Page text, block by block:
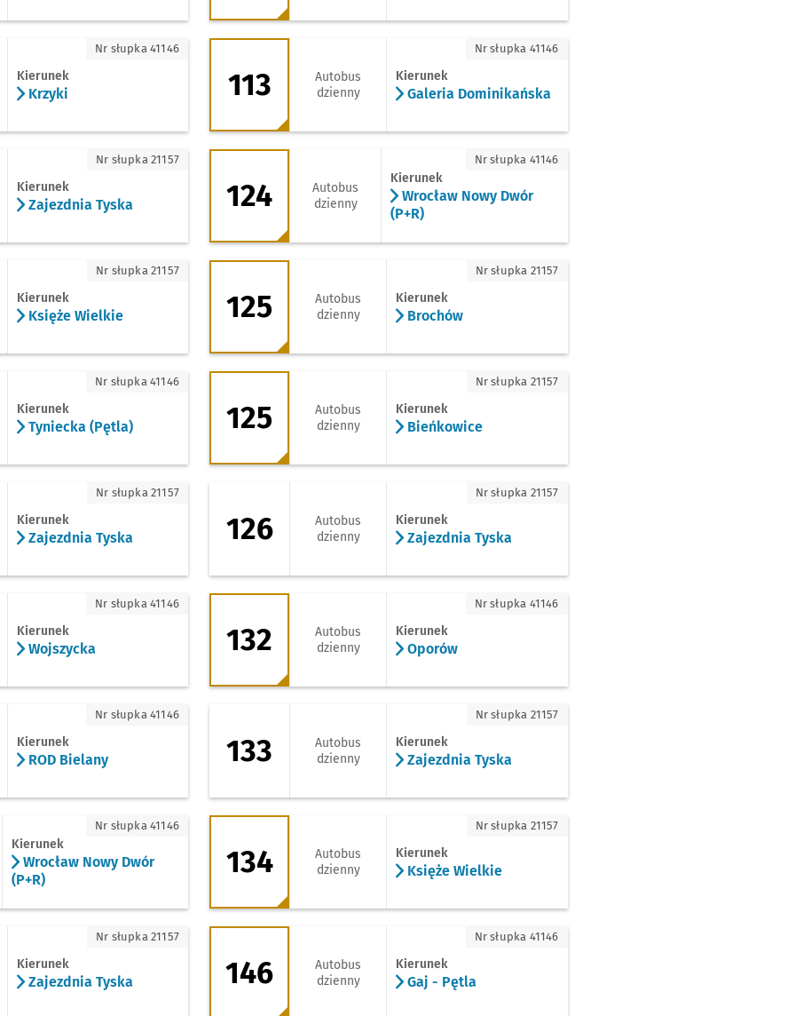
Kierunek
Krzyki
Nr słupka 41146 113 - kierunek Galeria Dominikańska
113
Autobus
dzienny
Kierunek
Galeria Dominikańska
Nr słupka 41146
Tyska
Kierunek
Zajezdnia Tyska
Nr słupka 21157 124 - kierunek Wrocław Nowy Dwór (P+R)
124
Autobus
dzienny
Kierunek
Wrocław Nowy Dwór
(P+R)
Nr słupka 41146
Wielkie
Kierunek
Księże Wielkie
Nr słupka 21157 125 - kierunek Brochów
125
Autobus
dzienny
Kierunek
Brochów
Nr słupka 21157
(Pętla)
Kierunek
Tyniecka (Pętla)
Nr słupka 41146 125 - kierunek Bieńkowice
125
Autobus
dzienny
Kierunek
Bieńkowice
Nr słupka 21157
Tyska
Kierunek
Zajezdnia Tyska
Nr słupka 21157 126 - kierunek Zajezdnia Tyska
126
Autobus
dzienny
Kierunek
Zajezdnia Tyska
Nr słupka 21157
Kierunek
Wojszycka
Nr słupka 41146 132 - kierunek Oporów
132
Autobus
dzienny
Kierunek
Oporów
Nr słupka 41146
Kierunek
ROD Bielany
Nr słupka 41146 133 - kierunek Zajezdnia Tyska
133
Autobus
dzienny
Kierunek
Zajezdnia Tyska
Nr słupka 21157
Nowy Dwór (P+R)
Kierunek
Wrocław Nowy Dwór
(P+R)
Nr słupka 41146 134 - kierunek Księże Wielkie
134
Autobus
dzienny
Kierunek
Księże Wielkie
Nr słupka 21157
Tyska
Kierunek
Zajezdnia Tyska
Nr słupka 21157 146 - kierunek Gaj - Pętla
146
Autobus
dzienny
Kierunek
Gaj - Pętla
Nr słupka 41146